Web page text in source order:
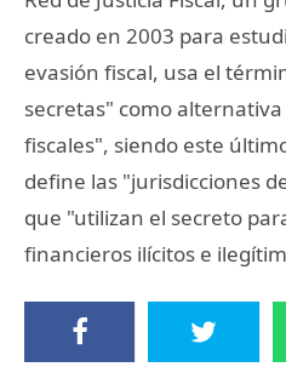
creado en 2003 para
evasión fiscal, usa el
secretas" como
fiscales", siendo este
define las "jurisdicciones
que "utilizan el secreto
financieros ilícitos e